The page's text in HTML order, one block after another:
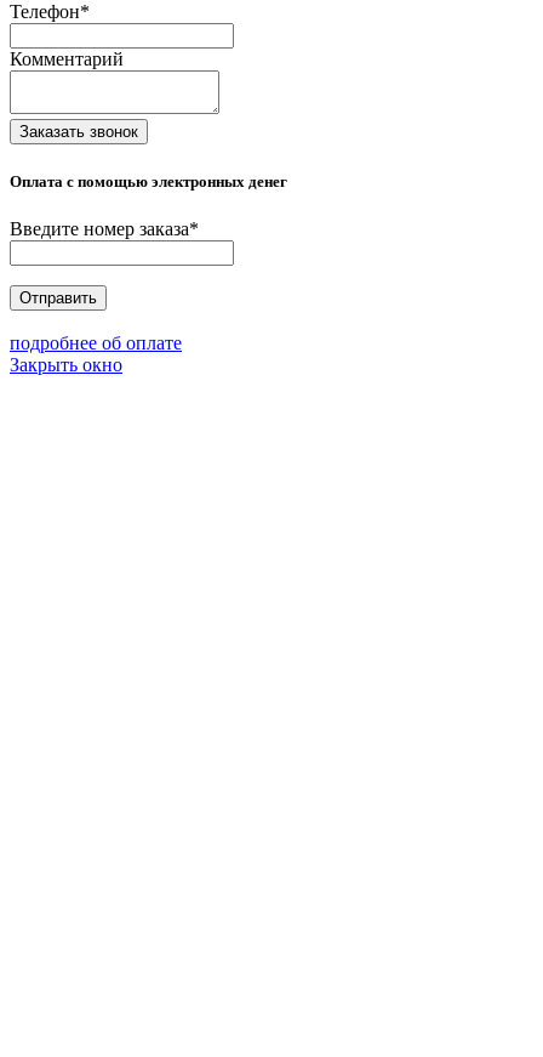
Телефон*
Комментарий
Заказать звонок
Оплата с помощью электронных денег
Введите номер заказа*
Отправить
подробнее об оплате
Закрыть окно